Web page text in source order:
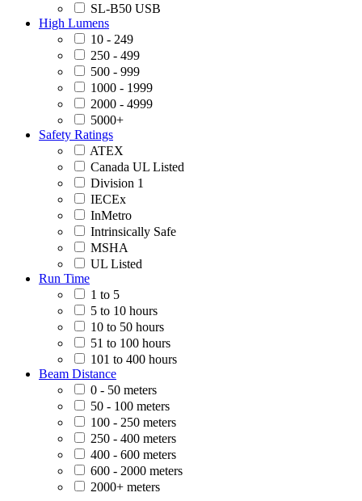
SL-B50 USB
High Lumens
10 - 249
250 - 499
500 - 999
1000 - 1999
2000 - 4999
5000+
Safety Ratings
ATEX
Canada UL Listed
Division 1
IECEx
InMetro
Intrinsically Safe
MSHA
UL Listed
Run Time
1 to 5
5 to 10 hours
10 to 50 hours
51 to 100 hours
101 to 400 hours
Beam Distance
0 - 50 meters
50 - 100 meters
100 - 250 meters
250 - 400 meters
400 - 600 meters
600 - 2000 meters
2000+ meters